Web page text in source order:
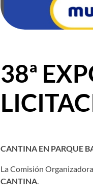
38ª
CANTINA EN PARQUE
La Comisión
CANTINA.